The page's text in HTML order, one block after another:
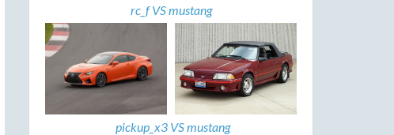
rc_f VS mustang
pickup_x3 VS mustang